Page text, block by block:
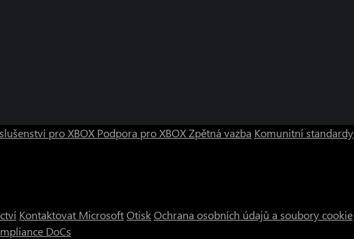
pro XBOX Podpora pro XBOXZpětná vazba Komunitní standardy
Kontaktovat MicrosoftOtiskOchrana osobních údajů a soubory cookie
DoCs